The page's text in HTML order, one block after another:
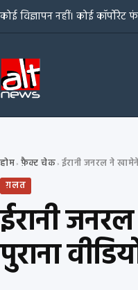
Skip to content
कोई विज्ञापन नहीं। कोई कॉर्पोरेट
होम› फ़ैक्ट चेक›
ग़लत
ईरानी
पुराना